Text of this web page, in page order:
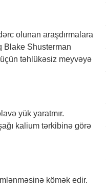
olunan araşdırmalara
Blake Shusterman
təhlükəsiz meyvəyə
yük yaratmır.
kalium tərkibinə görə
kömək edir.